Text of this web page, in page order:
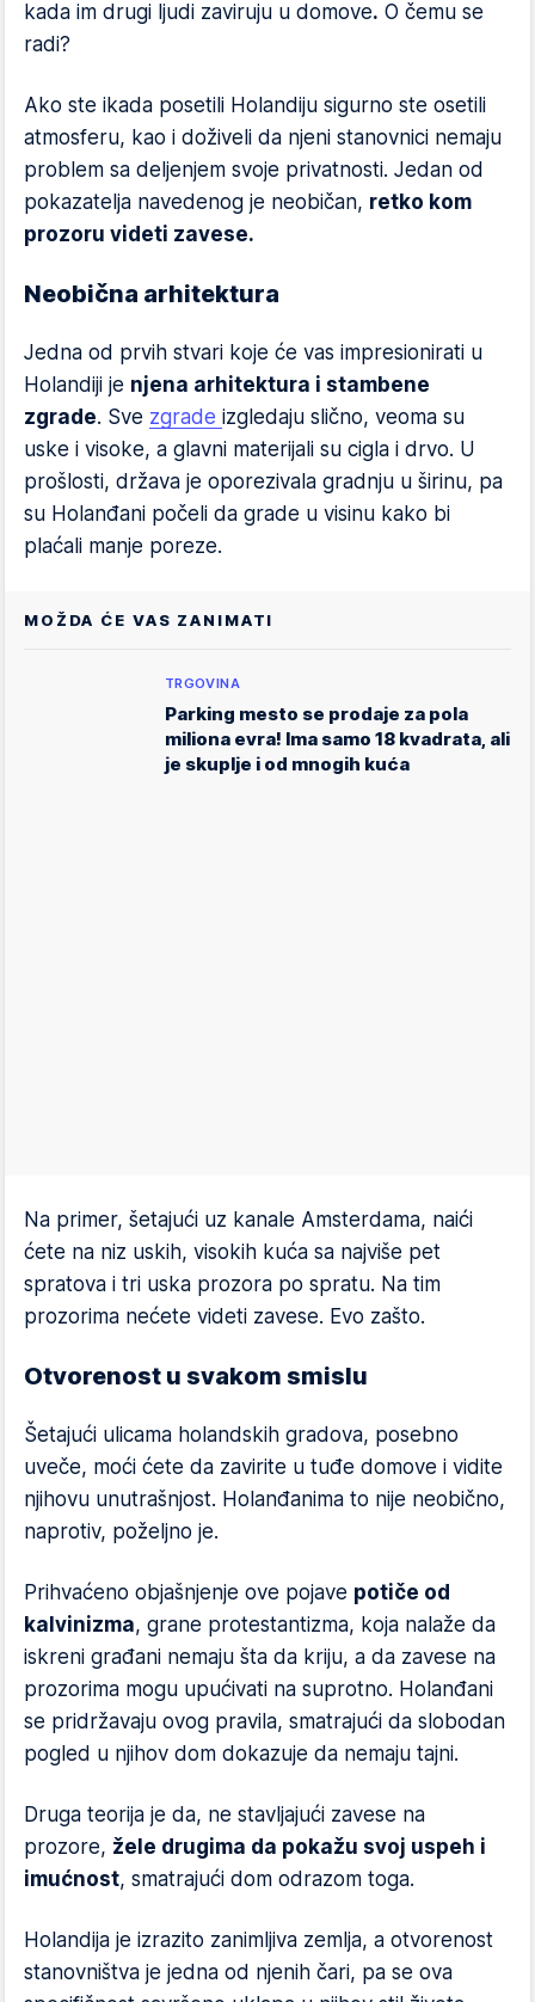
kada im drugi ljudi zaviruju u domove. O čemu se
radi?
Ako ste ikada posetili Holandiju sigurno ste osetili
atmosferu, kao i doživeli da njeni stanovnici nemaju
problem sa deljenjem svoje privatnosti. Jedan od
pokazatelja navedenog je neobičan, retko kom
prozoru videti zavese.
Neobična arhitektura
Jedna od prvih stvari koje će vas impresionirati u
Holandiji je njena arhitektura i stambene
zgrade. Sve zgrade izgledaju slično, veoma su
uske i visoke, a glavni materijali su cigla i drvo. U
prošlosti, država je oporezivala gradnju u širinu, pa
su Holanđani počeli da grade u visinu kako bi
plaćali manje poreze.
MOŽDA ĆE VAS ZANIMATI
TRGOVINA
Parking mesto se prodaje za pola
miliona evra! Ima samo 18 kvadrata, ali
je skuplje i od mnogih kuća
Na primer, šetajući uz kanale Amsterdama, naići
ćete na niz uskih, visokih kuća sa najviše pet
spratova i tri uska prozora po spratu. Na tim
prozorima nećete videti zavese. Evo zašto.
Otvorenost u svakom smislu
Šetajući ulicama holandskih gradova, posebno
uveče, moći ćete da zavirite u tuđe domove i vidite
njihovu unutrašnjost. Holanđanima to nije neobično,
naprotiv, poželjno je.
Prihvaćeno objašnjenje ove pojave potiče od
kalvinizma, grane protestantizma, koja nalaže da
iskreni građani nemaju šta da kriju, a da zavese na
prozorima mogu upućivati na suprotno. Holanđani
se pridržavaju ovog pravila, smatrajući da slobodan
pogled u njihov dom dokazuje da nemaju tajni.
Druga teorija je da, ne stavljajući zavese na
prozore, žele drugima da pokažu svoj uspeh i
imućnost, smatrajući dom odrazom toga.
Holandija je izrazito zanimljiva zemlja, a otvorenost
stanovništva je jedna od njenih čari, pa se ova